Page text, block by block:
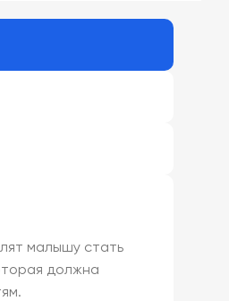
малышу стать
должна